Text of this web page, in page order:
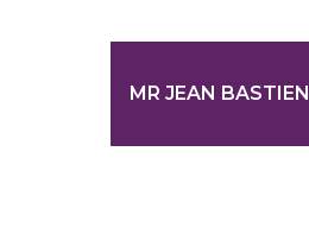
MR JEAN BASTIEN